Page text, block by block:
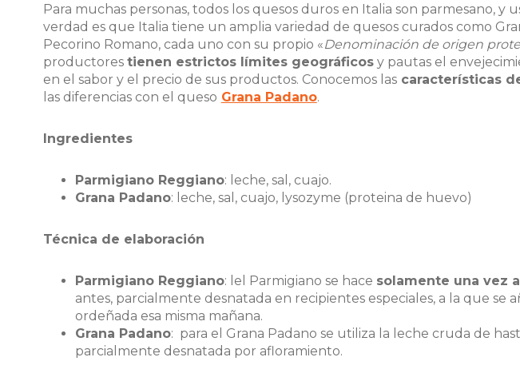
Para muchas personas, todos los quesos duros en Italia son parmesano, y
verdad es que Italia tiene un amplia variedad de quesos curados como
Pecorino Romano, cada uno con su propio «Denominación de origen
productores tienen estrictos límites geográficosy pautas el
en el sabor y el precio de sus productos. Conocemos lascaracterísticas
las diferencias con el queso Grana Padano.
Ingredientes
Parmigiano Reggiano: leche, sal, cuajo.
Grana Padano: leche, sal, cuajo, lysozyme (proteina de huevo)
Técnica de elaboración
Parmigiano Reggiano: lel Parmigiano se hace solamente una vez
antes, parcialmente desnatada en recipientes especiales, a la que se
ordeñada esa misma mañana.
Grana Padano: para el Grana Padano se utiliza la leche cruda de
parcialmente desnatada por afloramiento.